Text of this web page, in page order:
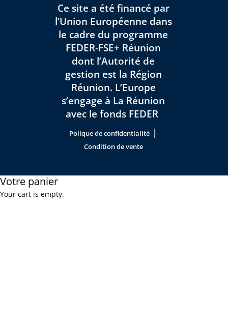
Ce site a été financé par
l’Union Européenne dans
le cadre du programme
FEDER-FSE+ Réunion
dont l’Autorité de
gestion est la Région
Réunion. L’Europe
s’engage à La Réunion
avec le fonds FEDER
Polique de confidentialité |
Condition de vente
Votre panier
Your cart is empty.